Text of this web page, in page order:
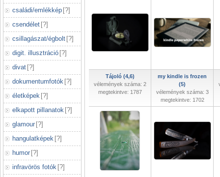
családi/emlékkép [?]
csendélet [?]
csillagászat/égbolt [?]
digit. illusztráció [?]
divat [?]
dokumentumfotók [?]
életképek [?]
elkapott pillanatok [?]
glamour [?]
hangulatképek [?]
humor [?]
infravörös fotók [?]
Tájoló (4,6)
vélemények száma: 2
megtekintve: 1787
my kindle is frozen
(5)
vélemények száma: 3
megtekintve: 1702